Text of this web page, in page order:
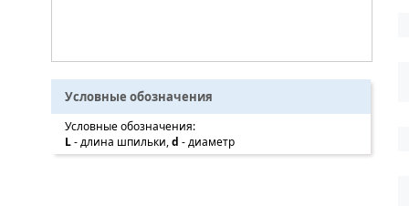
Условные обозначения
Условные обозначения:
L- длина шпильки,d - диаметр